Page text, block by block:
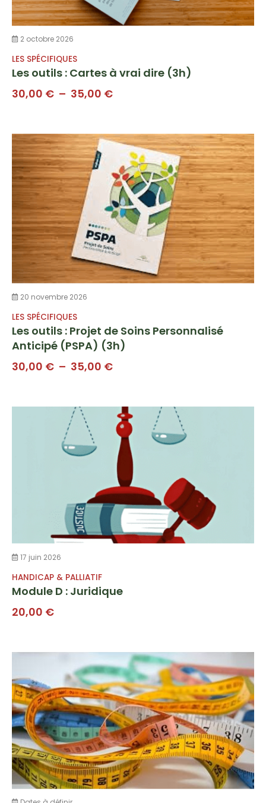
2 octobre 2026
LES SPÉCIFIQUES
Les outils : Cartes à vrai dire (3h)
30,00 € – 35,00 €Plage
30,00 €
35,00 €
20 novembre 2026
LES SPÉCIFIQUES
Les outils : Projet de Soins Personnalisé
Anticipé (PSPA) (3h)
30,00 € – 35,00 €Plage
30,00 €
à
35,00 €
17 juin 2026
HANDICAP & PALLIATIF
Module D : Juridique
20,00 €